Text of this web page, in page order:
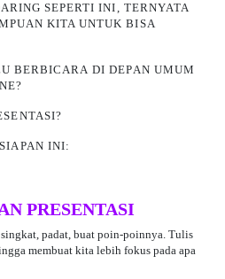
SEPERTI INI, TERNYATA
KITA UNTUK BISA
BERBICARADI DEPAN UMUM
INI:
PRESENTASI
padat, buat poin-poinnya. Tulis
membuat kita lebih fokus pada apa